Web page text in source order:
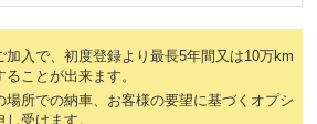
入で、初度登録より最長5年間又は10万km
ことが出来ます。
所での納車、お客様の要望に基づくオプシ
受けます。